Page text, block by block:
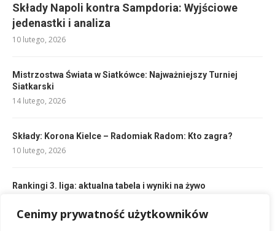
Cenimy prywatność użytkowników
Składy Napoli kontra Sampdoria: Wyjściowe
jedenastki i analiza
10 lutego, 2026
Mistrzostwa Świata w Siatkówce: Najważniejszy Turniej
Siatkarski
14 lutego, 2026
Składy: Korona Kielce – Radomiak Radom: Kto zagra?
10 lutego, 2026
Rankingi 3. liga: aktualna tabela i wyniki na żywo